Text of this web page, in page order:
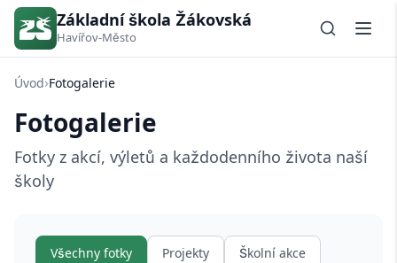
Základní škola Žákovská
Havířov-Město
Úvod›Fotogalerie
Fotogalerie
Fotky z akcí, výletů a každodenního života naší
školy
Všechny fotky Projekty Školní akce